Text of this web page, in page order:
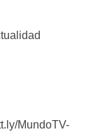
MundoTV-